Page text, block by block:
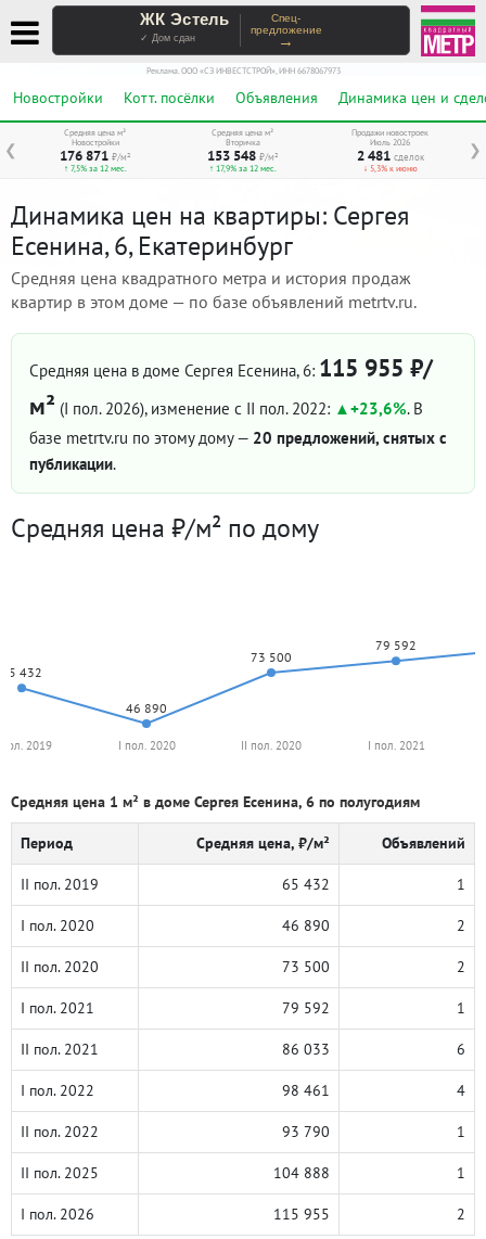
ЖК Эстель
✓ Дом сдан
Спец-
предложение
→
Реклама. ООО «СЗ ИНВЕСТСТРОЙ», ИНН 6678067973
Новостройки Котт. посёлки Объявления Динамика цен и
❮ ❯
Средняя цена м²
Новостройки
176 871 ₽/м²
↑ 7,5% за 12 мес.
Средняя цена м²
Вторичка
153 548 ₽/м²
↑ 17,9% за 12 мес.
Продажи новостроек
Июль 2026
2 481 сделок
↓ 5,3% к июню
Динамика цен на квартиры: Сергея
Есенина, 6, Екатеринбург
Средняя цена квадратного метра и история продаж
квартир в этом доме — по базе объявлений metrtv.ru.
Средняя цена в доме Сергея Есенина, 6: 115 955 ₽/
м² (I пол. 2026), изменение с II пол. 2022: +23,6%. В
базе metrtv.ru по этому дому — 20 предложений, снятых с
публикации.
Средняя цена ₽/м² по дому
65 432
46 890
73 500
79 592
2019 I пол. 2020 II пол. 2020 I пол. 2021
Средняя цена 1 м² в доме Сергея Есенина, 6 по полугодиям
Период Средняя цена, ₽/м² Объявлений
II пол. 2019 65 432 1
I пол. 2020 46 890 2
II пол. 2020 73 500 2
I пол. 2021 79 592 1
II пол. 2021 86 033 6
I пол. 2022 98 461 4
II пол. 2022 93 790 1
II пол. 2025 104 888 1
I пол. 2026 115 955 2